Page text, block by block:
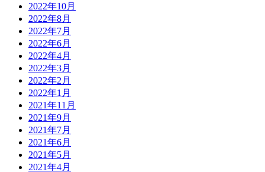
2022年10月
2022年8月
2022年7月
2022年6月
2022年4月
2022年3月
2022年2月
2022年1月
2021年11月
2021年9月
2021年7月
2021年6月
2021年5月
2021年4月